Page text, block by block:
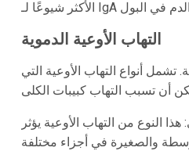
التهاب الأوعية الدموية
تشمل أنواع التهاب الأوعية التي
هذا النوع من التهاب الأوعية يؤثر
والصغيرة في أجزاء مختلفة